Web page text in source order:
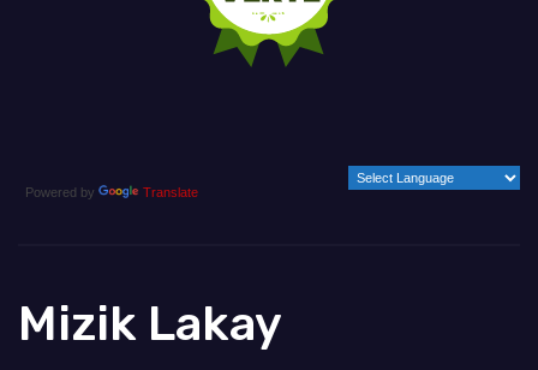
Powered by Translate
Mizik Lakay